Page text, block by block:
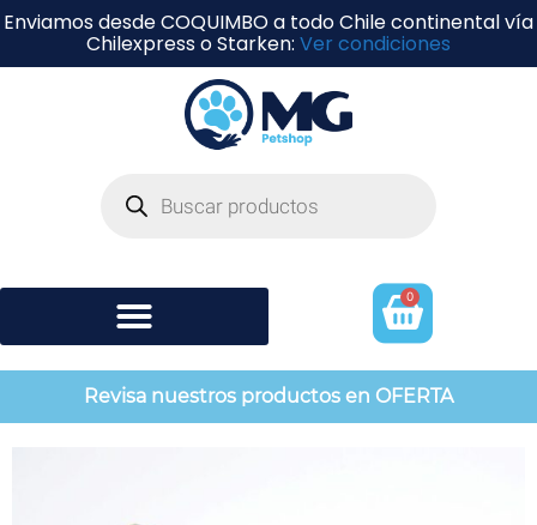
Enviamos desde COQUIMBO a todo Chile continental vía
Chilexpress o Starken: Ver condiciones
0
Revisa nuestros productos en OFERTA